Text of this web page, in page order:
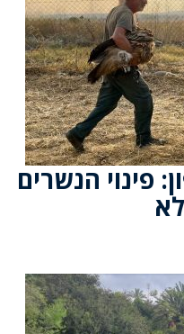
פינוי הנשרים